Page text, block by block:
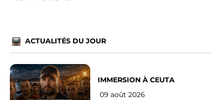
ACTUALITÉS DU JOUR
IMMERSION À CEUTA
09 août 2026